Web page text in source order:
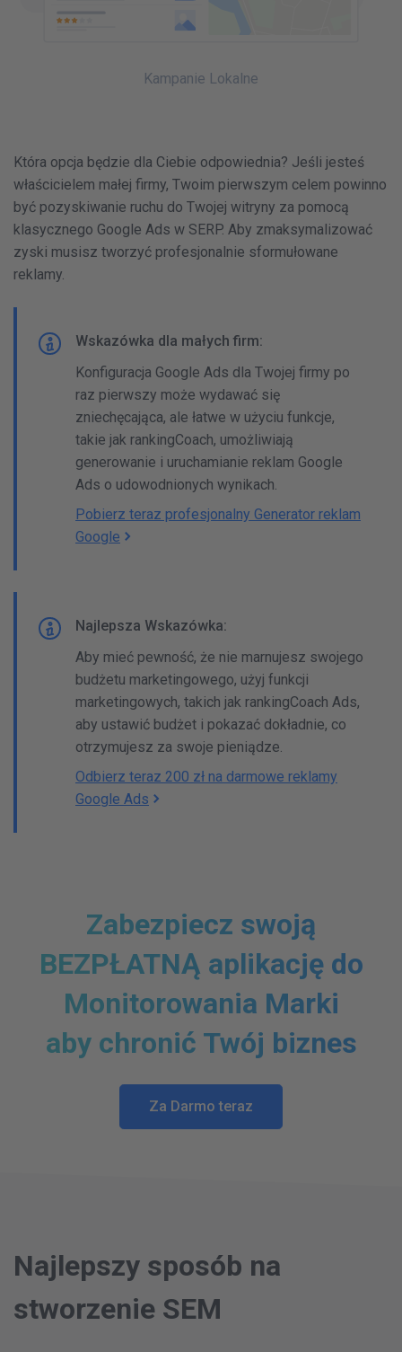
Kampanie Lokalne
Która opcja będzie dla Ciebie odpowiednia? Jeśli jesteś
właścicielem małej firmy, Twoim pierwszym celem powinno
być pozyskiwanie ruchu do Twojej witryny za pomocą
klasycznego Google Ads w SERP. Aby zmaksymalizować
zyski musisz tworzyć profesjonalnie sformułowane
reklamy.
Wskazówka dla małych firm:
Konfiguracja Google Ads dla Twojej firmy po
raz pierwszy może wydawać się
zniechęcająca, ale łatwe w użyciu funkcje,
takie jak rankingCoach, umożliwiają
generowanie i uruchamianie reklam Google
Ads o udowodnionych wynikach.
Pobierz teraz profesjonalny Generator reklam
Google
Najlepsza Wskazówka:
Aby mieć pewność, że nie marnujesz swojego
budżetu marketingowego, użyj funkcji
marketingowych, takich jak rankingCoach Ads,
aby ustawić budżet i pokazać dokładnie, co
otrzymujesz za swoje pieniądze.
Odbierz teraz 200 zł na darmowe reklamy
Google Ads
Zabezpiecz swoją
BEZPŁATNĄ aplikację do
Monitorowania Marki
aby chronić Twój biznes
Za Darmo teraz
Najlepszy sposób na
stworzenie SEM